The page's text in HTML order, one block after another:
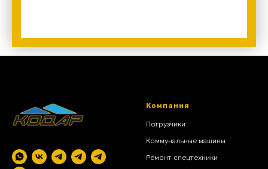
Компания
Погрузчики
Коммунальные машины
Ремонт спецтехники